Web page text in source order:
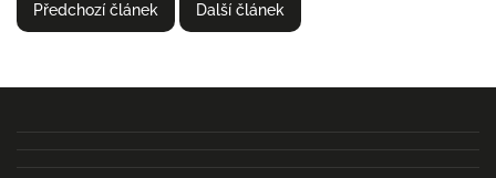
Předchozí článek Další článek